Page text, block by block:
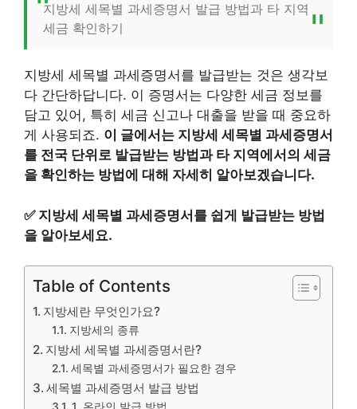
지방세 세목별 과세증명서 발급 방법과 타 지역
세금 확인하기
지방세 세목별 과세증명서를 발급받는 것은 생각보
다 간단하답니다. 이 증명서는 다양한 세금 정보를
담고 있어, 특히 세금 신고나 대출을 받을 때 중요하
게 사용되죠. 이 글에서는 지방세 세목별 과세증명서
를 전국 단위로 발급받는 방법과 타 지역에서의 세금
을 확인하는 방법에 대해 자세히 알아보겠습니다.
✅ 지방세 세목별 과세증명서를 쉽게 발급받는 방법
을 알아보세요.
Table of Contents
지방세란 무엇인가요?
지방세의 종류
지방세 세목별 과세증명서란?
세목별 과세증명서가 필요한 경우
세목별 과세증명서 발급 방법